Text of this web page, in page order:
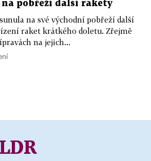
pobřeží další rakety
na své východní pobřeží další
raket krátkého doletu. Zřejmě
na jejich...